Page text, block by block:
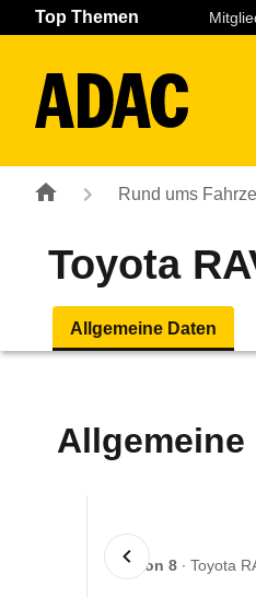
Navigation Seiteninhalt
Top Themen
Rund ums
Toyota
Allgemeine Daten
Allgemeine
1 von 8 Toyota